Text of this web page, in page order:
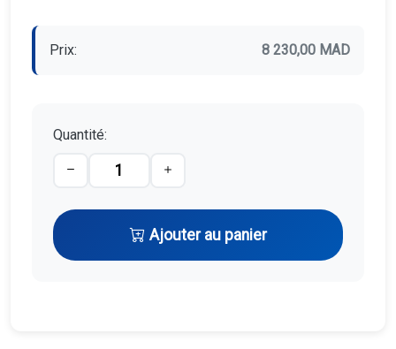
Prix: 8 230,00 MAD
Quantité:
Ajouter au panier